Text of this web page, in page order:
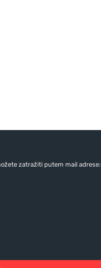
zatražiti putem mail adrese: